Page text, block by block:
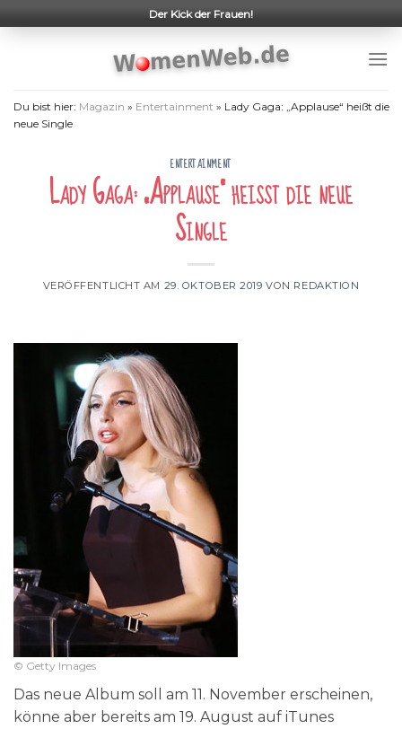
to
Der Kick der Frauen!
Du bist hier: Magazin » Entertainment » Lady Gaga: „Applause“ heißt die
neue Single
ENTERTAINMENT
Lady Gaga: „Applause“ heißt die neue
Single
VERÖFFENTLICHT AM 29. OKTOBER 2019 VON REDAKTION
© Getty Images
Das neue Album soll am 11. November erscheinen,
könne aber bereits am 19. August auf iTunes